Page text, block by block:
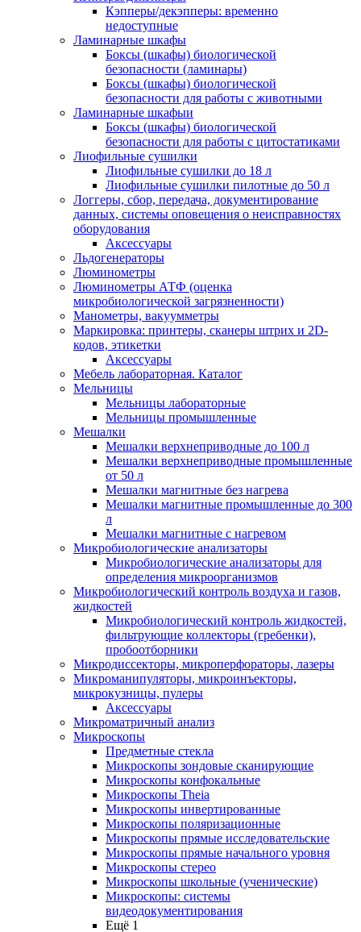
Кэпперы/декэпперы: временно
недоступные
Ламинарные шкафы
Боксы (шкафы) биологической
безопасности (ламинары)
Боксы (шкафы) биологической
безопасности для работы с животными
Ламинарные шкафыи
Боксы (шкафы) биологической
безопасности для работы с цитостатиками
Лиофильные сушилки
Лиофильные сушилки до 18 л
Лиофильные сушилки пилотные до 50 л
Логгеры, сбор, передача, документирование
данных, системы оповещения о неисправностях
оборудования
Аксессуары
Льдогенераторы
Люминометры
Люминометры АТФ (оценка
микробиологической загрязненности)
Манометры, вакуумметры
Маркировка: принтеры, сканеры штрих и 2D-
кодов, этикетки
Аксессуары
Мебель лабораторная. Каталог
Мельницы
Мельницы лабораторные
Мельницы промышленные
Мешалки
Мешалки верхнеприводные до 100 л
Мешалки верхнеприводные промышленные
от 50 л
Мешалки магнитные без нагрева
Мешалки магнитные промышленные до 300
л
Мешалки магнитные с нагревом
Микробиологические анализаторы
Микробиологические анализаторы для
определения микроорганизмов
Микробиологический контроль воздуха и газов,
жидкостей
Микробиологический контроль жидкостей,
фильтрующие коллекторы (гребенки),
пробоотборники
Микродиссекторы, микроперфораторы, лазеры
Микроманипуляторы, микроинъекторы,
микрокузницы, пулеры
Аксессуары
Микроматричный анализ
Микроскопы
Предметные стекла
Микроскопы зондовые сканирующие
Микроскопы конфокальные
Микроскопы Theia
Микроскопы инвертированные
Микроскопы поляризационные
Микроскопы прямые исследовательские
Микроскопы прямые начального уровня
Микроскопы стерео
Микроскопы школьные (ученические)
Микроскопы: системы
видеодокументирования
Ещё 1